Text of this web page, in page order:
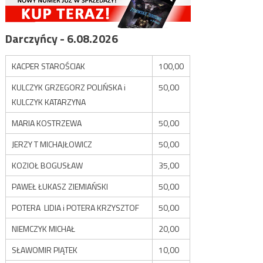
Darczyńcy - 6.08.2026
KACPER STAROŚCIAK
100,00
KULCZYK GRZEGORZ POLIŃSKA i
KULCZYK KATARZYNA
50,00
MARIA KOSTRZEWA
50,00
JERZY T MICHAJŁOWICZ
50,00
KOZIOŁ BOGUSŁAW
35,00
PAWEŁ ŁUKASZ ZIEMIAŃSKI
50,00
POTERA LIDIA i POTERA KRZYSZTOF
50,00
NIEMCZYK MICHAŁ
20,00
SŁAWOMIR PIĄTEK
10,00